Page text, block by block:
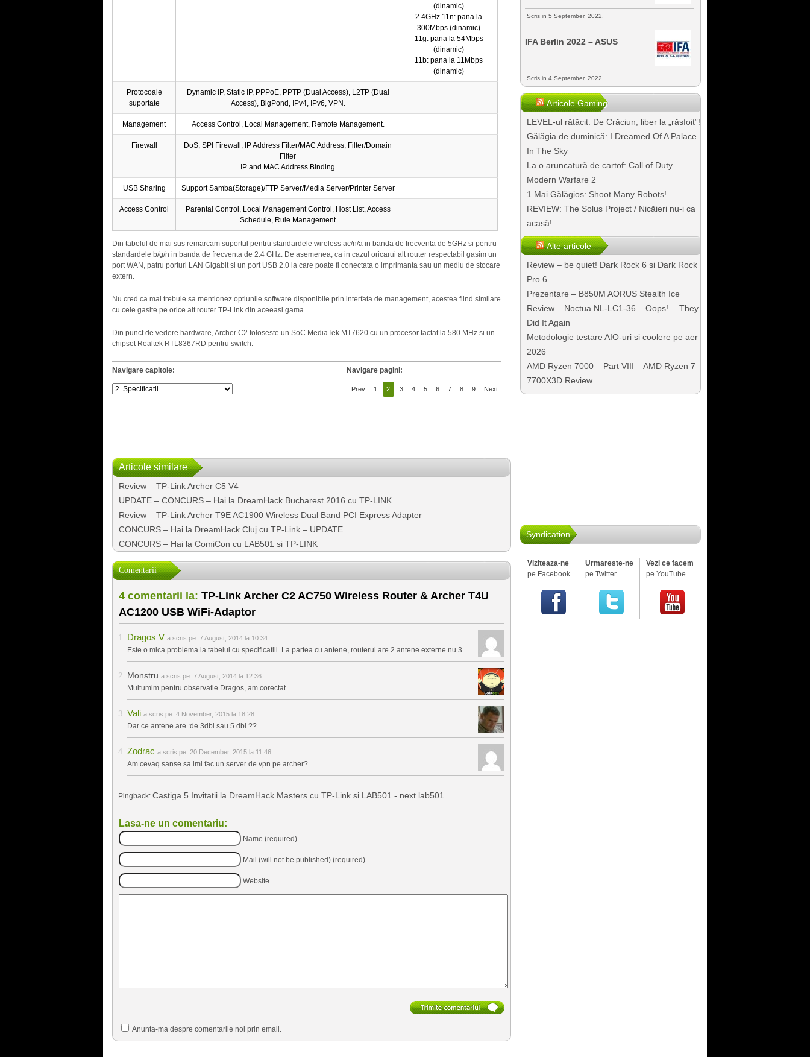
(dinamic)
2.4GHz 11n: pana la
300Mbps (dinamic)
11g: pana la 54Mbps
(dinamic)
11b: pana la 11Mbps
(dinamic)
Protocoale
suportate
Dynamic IP, Static IP, PPPoE, PPTP (Dual Access), L2TP (Dual
Access), BigPond, IPv4, IPv6, VPN.
Management Access Control, Local Management, Remote Management.
Firewall
DoS, SPI Firewall, IP Address Filter/MAC Address, Filter/Domain
Filter
IP and MAC Address Binding
USB Sharing Support Samba(Storage)/FTP Server/Media Server/Printer Server
Access Control
Parental Control, Local Management Control, Host List, Access
Schedule, Rule Management
Din tabelul de mai sus remarcam suportul pentru standardele wireless ac/n/a in banda de frecventa de 5GHz si pentru
standardele b/g/n in banda de frecventa de 2.4 GHz. De asemenea, ca in cazul oricarui alt router respectabil gasim un
port WAN, patru porturi LAN Gigabit si un port USB 2.0 la care poate fi conectata o imprimanta sau un mediu de stocare
extern.
Nu cred ca mai trebuie sa mentionez optiunile software disponibile prin interfata de management, acestea fiind similare
cu cele gasite pe orice alt router TP-Link din aceeasi gama.
Din punct de vedere hardware, Archer C2 foloseste un SoC MediaTek MT7620 cu un procesor tactat la 580 MHz si un
chipset Realtek RTL8367RD pentru switch.
Navigare capitole: Navigare pagini:
Prev 1 2 3 4 5 6 7 8 9 Next
Articole similare
Review – TP-Link Archer C5 V4
UPDATE – CONCURS – Hai la DreamHack Bucharest 2016 cu TP-LINK
Review – TP-Link Archer T9E AC1900 Wireless Dual Band PCI Express Adapter
CONCURS – Hai la DreamHack Cluj cu TP-Link – UPDATE
CONCURS – Hai la ComiCon cu LAB501 si TP-LINK
Comentarii
4 comentarii la: TP-Link Archer C2 AC750 Wireless Router & Archer T4U
AC1200 USB WiFi-Adaptor
Dragos V a scris pe: 7 August, 2014 la 10:34
Este o mica problema la tabelul cu specificatiii. La partea cu antene, routerul are 2 antene externe nu 3.
Monstru a scris pe: 7 August, 2014 la 12:36
Multumim pentru observatie Dragos, am corectat.
Vali a scris pe: 4 November, 2015 la 18:28
Dar ce antene are :de 3dbi sau 5 dbi ??
Zodrac a scris pe: 20 December, 2015 la 11:46
Am cevaq sanse sa imi fac un server de vpn pe archer?
Pingback: Castiga 5 Invitatii la DreamHack Masters cu TP-Link si LAB501 - next lab501
Lasa-ne un comentariu:
Name (required)
Mail (will not be published) (required)
Website
Anunta-ma despre comentarile noi prin email.
Scris in 5 September, 2022.
IFA Berlin 2022 – ASUS
Scris in 4 September, 2022.
Articole Gaming
LEVEL-ul rătăcit. De Crăciun, liber la „răsfoit”!
Gălăgia de duminică: I Dreamed Of A Palace
In The Sky
La o aruncatură de cartof: Call of Duty
Modern Warfare 2
1 Mai Gălăgios: Shoot Many Robots!
REVIEW: The Solus Project / Nicăieri nu-i ca
acasă!
Alte articole
Review – be quiet! Dark Rock 6 si Dark Rock
Pro 6
Prezentare – B850M AORUS Stealth Ice
Review – Noctua NL-LC1-36 – Oops!… They
Did It Again
Metodologie testare AIO-uri si coolere pe aer
2026
AMD Ryzen 7000 – Part VIII – AMD Ryzen 7
7700X3D Review
Syndication
Viziteaza-ne
pe Facebook
Urmareste-ne
pe Twitter
Vezi ce facem
pe YouTube